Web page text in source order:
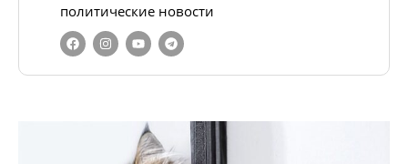
политические новости